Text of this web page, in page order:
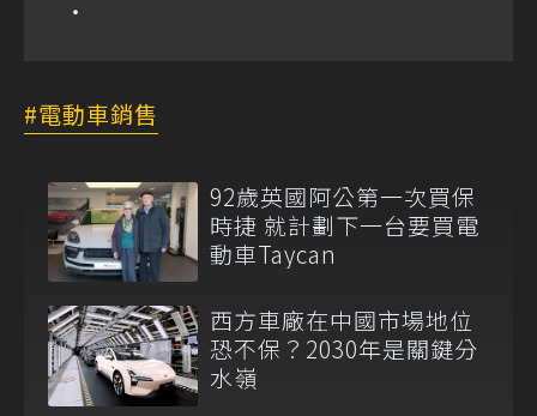
電動車銷售
92歲英國阿公第一次買保
時捷 就計劃下一台要買電
動車Taycan
西方車廠在中國市場地位
恐不保？2030年是關鍵分
水嶺